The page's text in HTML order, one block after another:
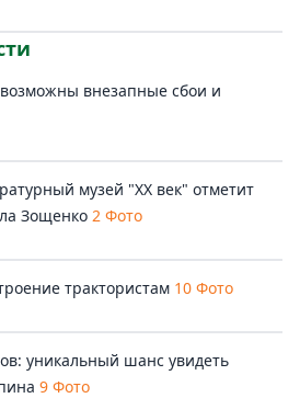
возможны внезапные сбои и
музей "ХХ век" отметит
Зощенко 2 Фото
трактористам 10 Фото
уникальный шанс увидеть
9 Фото